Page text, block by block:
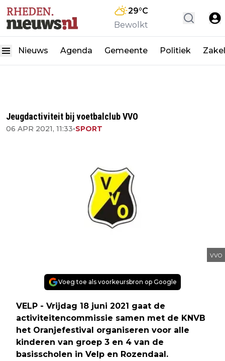
29°C
Bewolkt
Nieuws Agenda Gemeente Politiek
Jeugdactiviteit bij voetbalclub VVO
06 APR 2021, 11:33•SPORT
VVO
Voeg toe als voorkeursbron op Google
VELP - Vrijdag 18 juni 2021 gaat de
activiteitencommissie samen met de KNVB
het Oranjefestival organiseren voor alle
kinderen van groep 3 en 4 van de
basisscholen in Velp en Rozendaal.